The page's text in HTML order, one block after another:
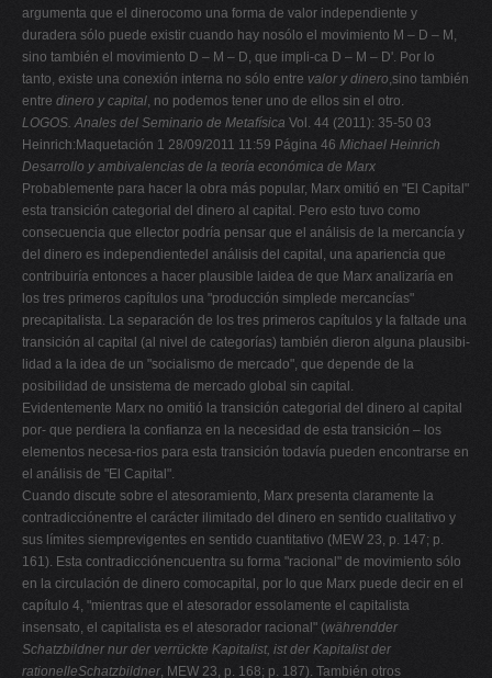
argumenta que el dinerocomo una forma de valor independiente y
duradera sólo puede existir cuando hay nosólo el movimiento M – D – M,
sino también el movimiento D – M – D, que impli-ca D – M – D'. Por lo
tanto, existe una conexión interna no sólo entre valor y dinero,sino también
entre dinero y capital, no podemos tener uno de ellos sin el otro.
LOGOS. Anales del Seminario de Metafísica Vol. 44 (2011): 35-50 03
Heinrich:Maquetación 1 28/09/2011 11:59 Página 46 Michael Heinrich
Desarrollo y ambivalencias de la teoría económica de Marx
Probablemente para hacer la obra más popular, Marx omitió en "El Capital"
esta transición categorial del dinero al capital. Pero esto tuvo como
consecuencia que ellector podría pensar que el análisis de la mercancía y
del dinero es independientedel análisis del capital, una apariencia que
contribuiría entonces a hacer plausible laidea de que Marx analizaría en
los tres primeros capítulos una "producción simplede mercancías"
precapitalista. La separación de los tres primeros capítulos y la faltade una
transición al capital (al nivel de categorías) también dieron alguna plausibi-
lidad a la idea de un "socialismo de mercado", que depende de la
posibilidad de unsistema de mercado global sin capital.
Evidentemente Marx no omitió la transición categorial del dinero al capital
por- que perdiera la confianza en la necesidad de esta transición – los
elementos necesa-rios para esta transición todavía pueden encontrarse en
el análisis de "El Capital".
Cuando discute sobre el atesoramiento, Marx presenta claramente la
contradicciónentre el carácter ilimitado del dinero en sentido cualitativo y
sus límites siemprevigentes en sentido cuantitativo (MEW 23, p. 147; p.
161). Esta contradicciónencuentra su forma "racional" de movimiento sólo
en la circulación de dinero comocapital, por lo que Marx puede decir en el
capítulo 4, "mientras que el atesorador essolamente el capitalista
insensato, el capitalista es el atesorador racional" (währendder
Schatzbildner nur der verrückte Kapitalist, ist der Kapitalist der
rationelleSchatzbildner, MEW 23, p. 168; p. 187). También otros